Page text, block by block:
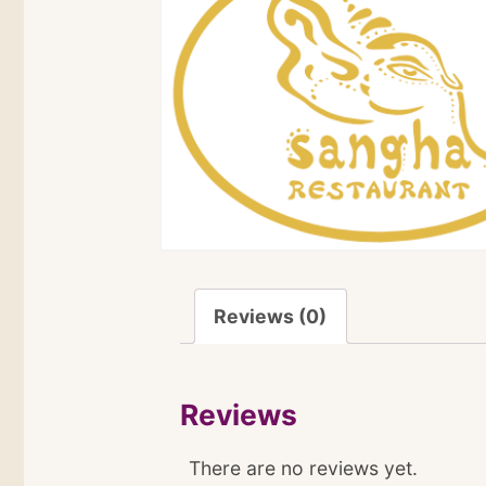
Reviews (0)
Reviews
There are no reviews yet.